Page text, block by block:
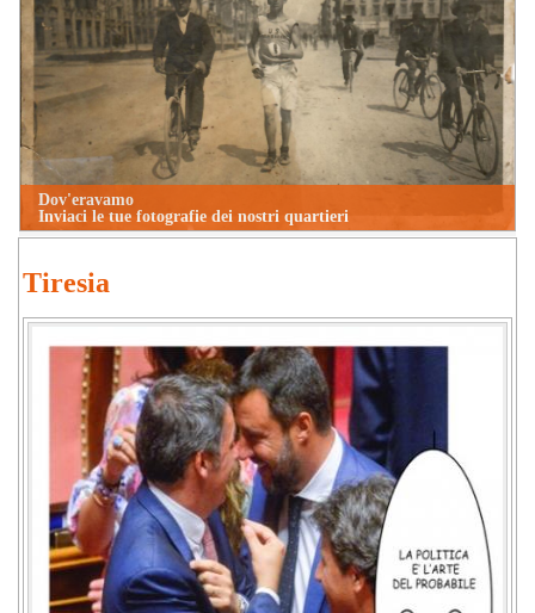
Dov'eravamo
Inviaci le tue fotografie dei nostri quartieri
Tiresia